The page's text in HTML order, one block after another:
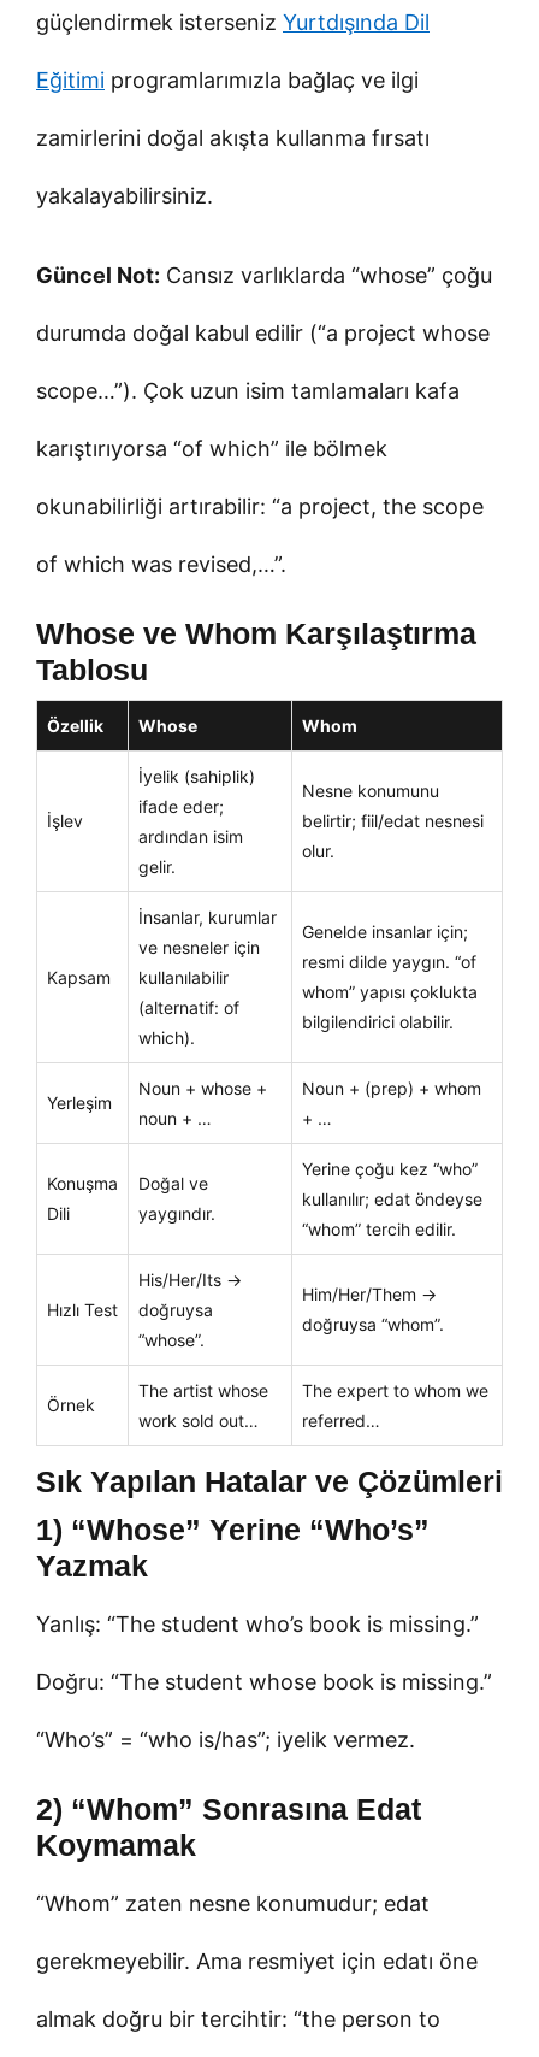
güçlendirmek isterseniz Yurtdışında Dil
Eğitimi programlarımızla bağlaç ve ilgi
zamirlerini doğal akışta kullanma fırsatı
yakalayabilirsiniz.
Güncel Not: Cansız varlıklarda “whose” çoğu
durumda doğal kabul edilir (“a project whose
scope…”). Çok uzun isim tamlamaları kafa
karıştırıyorsa “of which” ile bölmek
okunabilirliği artırabilir: “a project, the scope
of which was revised,…”.
Whose ve Whom Karşılaştırma
Tablosu
Özellik Whose Whom
İşlev
İyelik (sahiplik)
ifade eder;
ardından isim
gelir.
Nesne konumunu
belirtir; fiil/edat nesnesi
olur.
Kapsam
İnsanlar, kurumlar
ve nesneler için
kullanılabilir
(alternatif: of
which).
Genelde insanlar için;
resmi dilde yaygın. “of
whom” yapısı çoklukta
bilgilendirici olabilir.
Yerleşim
Noun + whose +
noun + …
Noun + (prep) + whom
+ …
Konuşma
Dili
Doğal ve
yaygındır.
Yerine çoğu kez “who”
kullanılır; edat öndeyse
“whom” tercih edilir.
Hızlı Test
His/Her/Its →
doğruysa
“whose”.
Him/Her/Them →
doğruysa “whom”.
Örnek
The artist whose
work sold out…
The expert to whom we
referred…
Sık Yapılan Hatalar ve Çözümleri
1) “Whose” Yerine “Who’s”
Yazmak
Yanlış: “The student who’s book is missing.”
Doğru: “The student whose book is missing.”
“Who’s” = “who is/has”; iyelik vermez.
2) “Whom” Sonrasına Edat
Koymamak
“Whom” zaten nesne konumudur; edat
gerekmeyebilir. Ama resmiyet için edatı öne
almak doğru bir tercihtir: “the person to